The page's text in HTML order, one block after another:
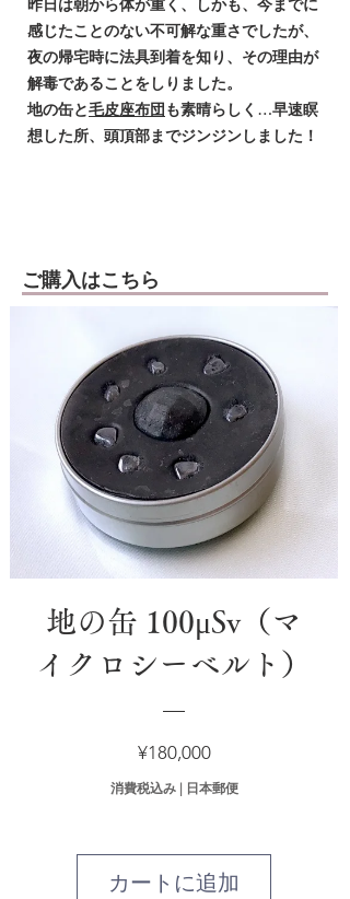
昨日は朝から体が重く、しかも、今までに
感じたことのない不可解な重さでしたが、
夜の帰宅時に法具到着を知り、その理由が
解毒であることをしりました。
地の缶と毛皮座布団も素晴らしく…早速瞑
想した所、頭頂部までジンジンしました！
​ご購入はこちら
地の缶 100μSv（マ
イクロシーベルト）
¥180,000価
格
消費税込み| 日本郵便
カートに追加